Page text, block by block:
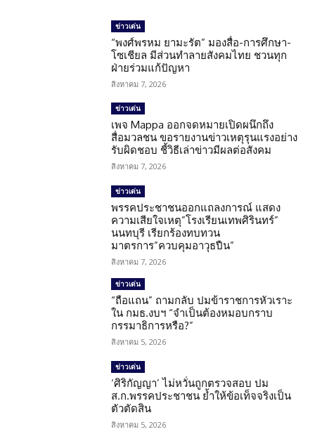
ข่าวเด่น
“พงศ์พรหม ยามะรัต” มองสื่อ-การศึกษา-
โซเชียล มีส่วนทำลายสังคมไทย ชวนทุก
ฝ่ายร่วมแก้ปัญหา
สิงหาคม 7, 2026
ข่าวเด่น
เพจ Mappa ออกจดหมายเปิดผนึกถึง
สื่อมวลชน ขอรายงานข่าวเหตุรุนแรงอย่าง
รับผิดชอบ ชี้วิธีเล่าข่าวมีผลต่อสังคม
สิงหาคม 7, 2026
ข่าวเด่น
พรรคประชาชนออกแถลงการณ์ แสดง
ความเสียใจเหตุ”โรงเรียนเทพศิรินทร์”
นนทบุรี เรียกร้องทบทวน
มาตรการ”ควบคุมอาวุธปืน”
สิงหาคม 7, 2026
ข่าวเด่น
“ถือแถน” ถามกลับ ปมข้าราชการหัวเราะ
ใน กมธ.งบฯ “จำเป็นต้องหมอบกราบ
กรรมาธิการหรือ?”
สิงหาคม 5, 2026
ข่าวเด่น
‘ศิริกัญญา’ ไม่หวั่นถูกตรวจสอบ ปม
ส.ก.พรรคประชาชน ย้ำให้ข้อเท็จจริงเป็น
ตัวตัดสิน
สิงหาคม 5, 2026